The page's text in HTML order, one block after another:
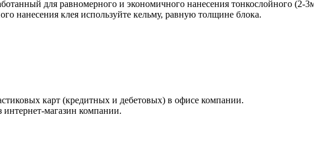
для равномерного и экономичного нанесения тонкослойного (2-
нанесения клея используйте кельму, равную толщине блока.
карт (кредитных и дебетовых) в офисе компании.
магазин компании.